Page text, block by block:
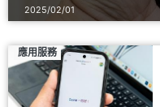
2025/02/01
應用服務